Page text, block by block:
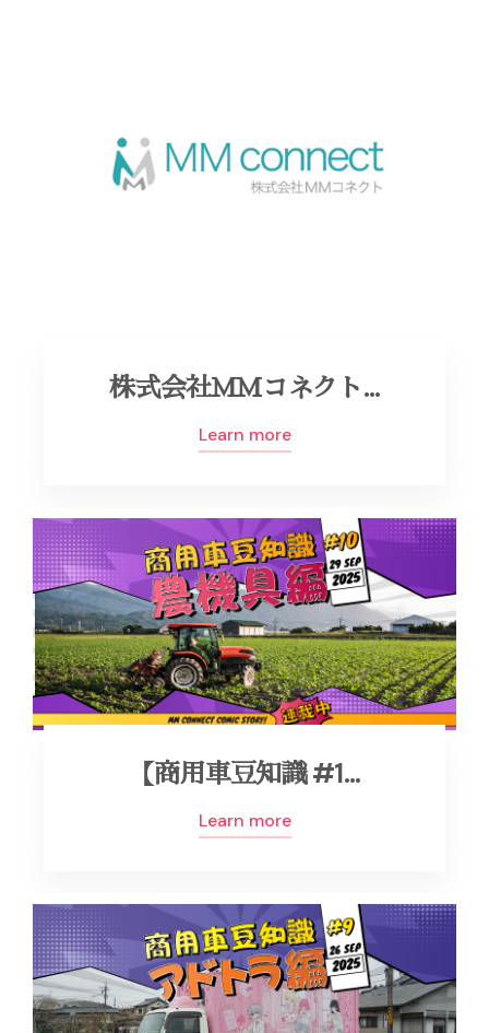
株式会社ＭＭコネクト…
Learn more
【商用車豆知識 #1…
Learn more